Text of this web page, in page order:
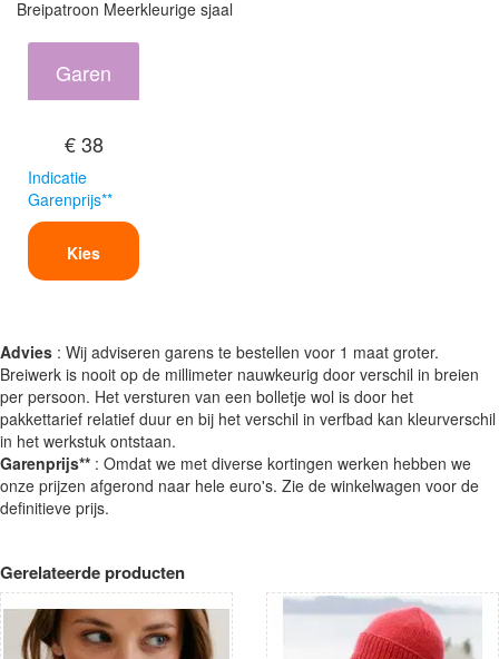
Breipatroon Meerkleurige sjaal
Garen
€ 38
Indicatie
Garenprijs**
Kies
Advies : Wij adviseren garens te bestellen voor 1 maat groter.
Breiwerk is nooit op de millimeter nauwkeurig door verschil in breien
per persoon. Het versturen van een bolletje wol is door het
pakkettarief relatief duur en bij het verschil in verfbad kan kleurverschil
in het werkstuk ontstaan.
Garenprijs** : Omdat we met diverse kortingen werken hebben we
onze prijzen afgerond naar hele euro's. Zie de winkelwagen voor de
definitieve prijs.
Gerelateerde producten